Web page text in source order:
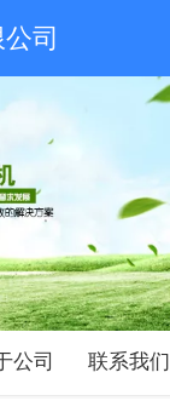
司
公司 联系我们